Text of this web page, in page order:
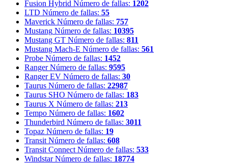
Fusion Hybrid Número de fallas: 1202
LTD Número de fallas: 55
Maverick Número de fallas: 757
Mustang Número de fallas: 10395
Mustang GT Número de fallas: 811
Mustang Mach-E Número de fallas: 561
Probe Número de fallas: 1452
Ranger Número de fallas: 9595
Ranger EV Número de fallas: 30
Taurus Número de fallas: 22987
Taurus SHO Número de fallas: 183
Taurus X Número de fallas: 213
Tempo Número de fallas: 1602
Thunderbird Número de fallas: 3011
Topaz Número de fallas: 19
Transit Número de fallas: 608
Transit Connect Número de fallas: 533
Windstar Número de fallas: 18774